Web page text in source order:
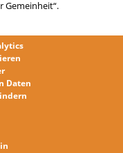
Gemeinheit“.
25
Daten